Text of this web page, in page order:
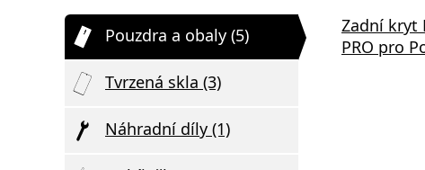
Pouzdra a obaly (5)
Tvrzená skla (3)
Náhradní díly (1)
Zadní kryt
PRO pro